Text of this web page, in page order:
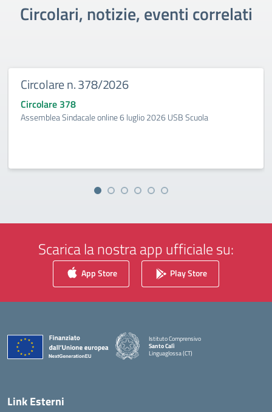
Circolari, notizie, eventi correlati
Circolare n. 378/2026
Circolare 378
Assemblea Sindacale online 6 luglio 2026 USB Scuola
Scarica la nostra app ufficiale su:
App Store Play Store
Istituto Comprensivo
Santo Calì
Linguaglossa (CT)
— Visita la pagina iniziale della scuola
Link Esterni